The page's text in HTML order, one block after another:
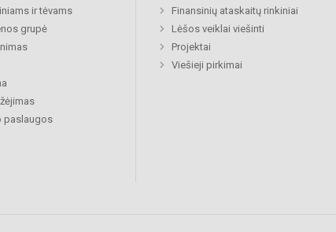
ir tėvams
grupė
paslaugos
Finansinių ataskaitų rinkiniai
Lėšos veiklai viešinti
Projektai
Viešieji pirkimai